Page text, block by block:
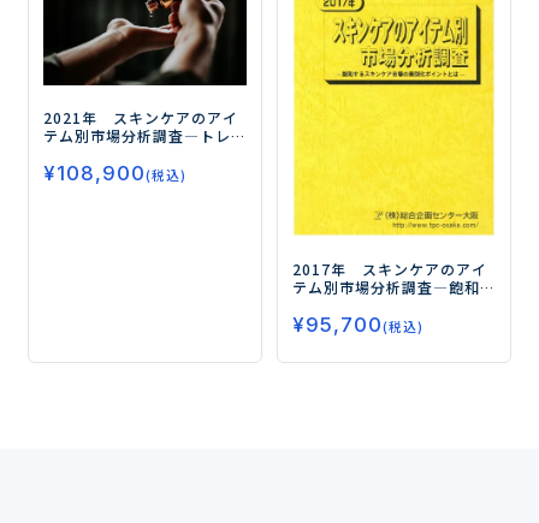
2021年 スキンケアのアイ
テム別市場分析調査―トレ
での今後の展望とは？―
¥108,900(税込)
2017年 スキンケアのアイ
テム別市場分析調査―飽和
化ポイントとは―
¥95,700(税込)